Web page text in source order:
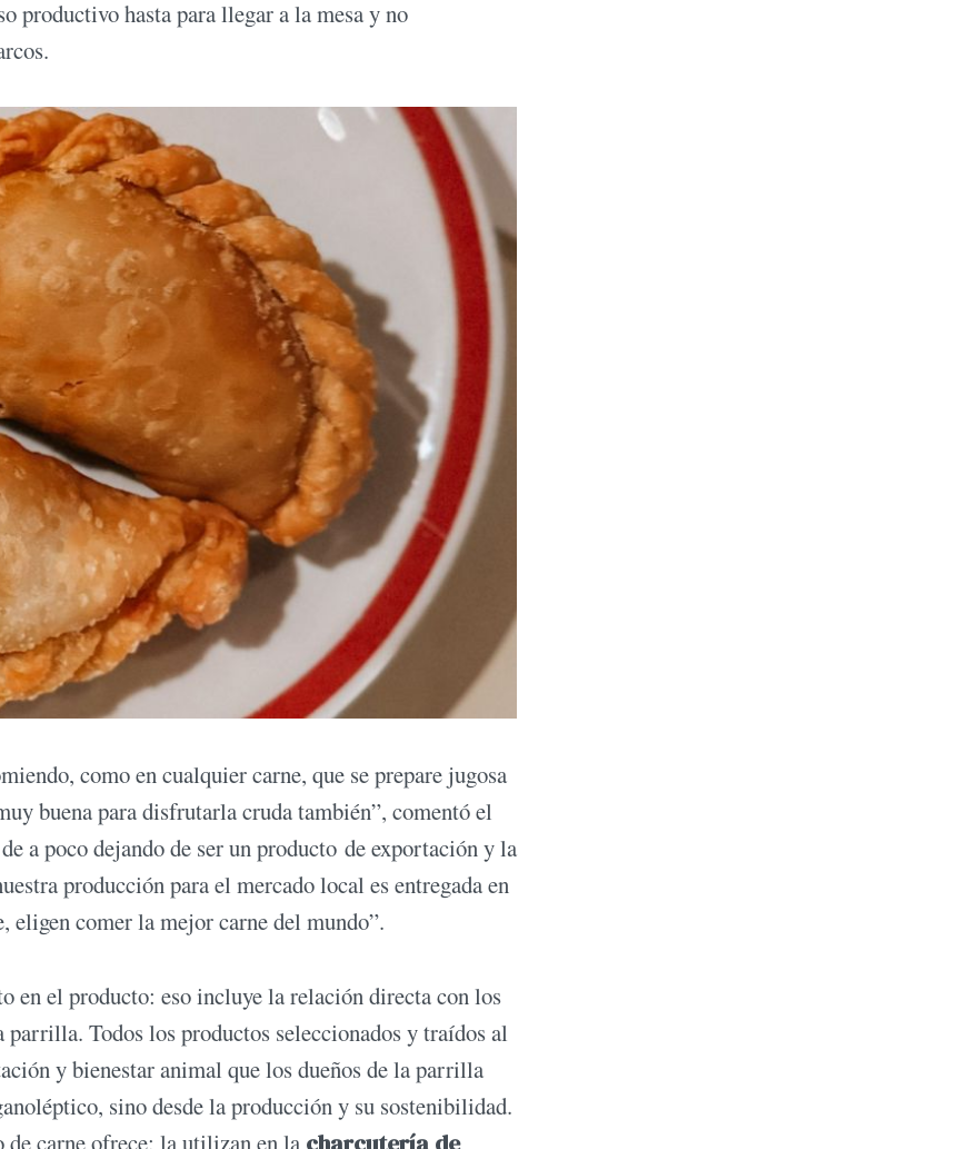
productivo hasta para llegar a la mesa y no
como en cualquier carne, que se prepare jugosa
buena para disfrutarla cruda también”, comentó el
a poco dejando de ser un producto de exportación y la
producción para el mercado local es entregada en
eligen comer la mejor carne del mundo”.
en el producto: eso incluye la relación directa con los
Todos los productos seleccionados y traídos al
y bienestar animal que los dueños de la parrilla
sino desde la producción y su sostenibilidad.